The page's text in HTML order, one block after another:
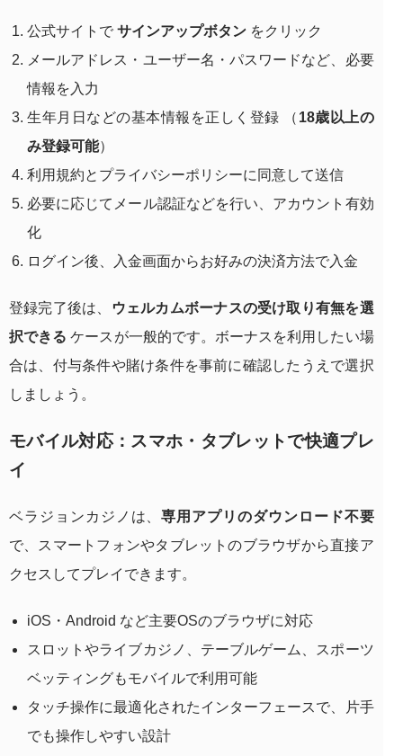
公式サイトで サインアップボタン をクリック
メールアドレス・ユーザー名・パスワードなど、必要
情報を入力
生年月日などの基本情報を正しく登録 （ 18歳以上の
み登録可能）
利用規約とプライバシーポリシーに同意して送信
必要に応じてメール認証などを行い、アカウント有効
化
ログイン後、入金画面からお好みの決済方法で入金
登録完了後は、
ウェルカムボーナスの受け取り有無を選
択できる ケースが一般的です。ボーナスを利用したい場
合は、付与条件や賭け条件を事前に確認したうえで選択
しましょう。
モバイル対応：スマホ・タブレットで快適プレ
イ
ベラジョンカジノは、専用アプリのダウンロード不要
で、スマートフォンやタブレットのブラウザから直接ア
クセスしてプレイできます。
iOS・Android など主要OSのブラウザに対応
スロットやライブカジノ、テーブルゲーム、スポーツ
ベッティングもモバイルで利用可能
タッチ操作に最適化されたインターフェースで、片手
でも操作しやすい設計